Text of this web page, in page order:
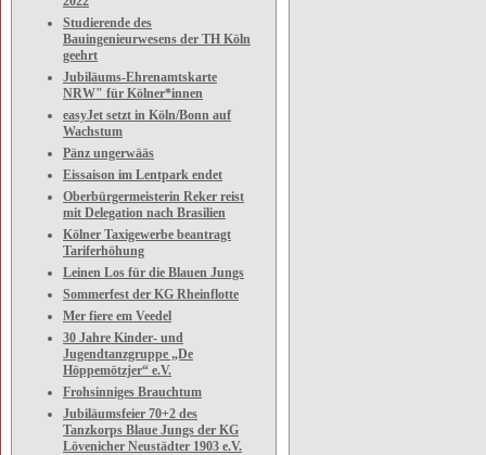
Studierende des
Bauingenieurwesens der TH Köln
geehrt
Jubiläums-Ehrenamtskarte
NRW" für Kölner*innen
easyJet setzt in Köln/Bonn auf
Wachstum
Pänz ungerwääs
Eissaison im Lentpark endet
Oberbürgermeisterin Reker reist
mit Delegation nach Brasilien
Kölner Taxigewerbe beantragt
Tariferhöhung
Leinen Los für die Blauen Jungs
Sommerfest der KG Rheinflotte
Mer fiere em Veedel
30 Jahre Kinder- und
Jugendtanzgruppe „De
Höppemötzjer“ e.V.
Frohsinniges Brauchtum
Jubiläumsfeier 70+2 des
Tanzkorps Blaue Jungs der KG
Lövenicher Neustädter 1903 e.V.